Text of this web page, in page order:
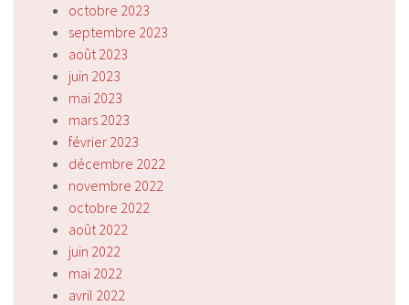
octobre 2023
septembre 2023
août 2023
juin 2023
mai 2023
mars 2023
février 2023
décembre 2022
novembre 2022
octobre 2022
août 2022
juin 2022
mai 2022
avril 2022